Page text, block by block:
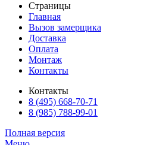
Страницы
Главная
Вызов замерщика
Доставка
Оплата
Монтаж
Контакты
Контакты
8 (495) 668-70-71
8 (985) 788-99-01
Полная версия